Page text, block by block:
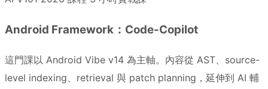
Android Framework：Code-Copilot
這門課以 Android Vibe v14 為主軸。內容從 AST、source-
level indexing、retrieval 與 patch planning，延伸到 AI 輔